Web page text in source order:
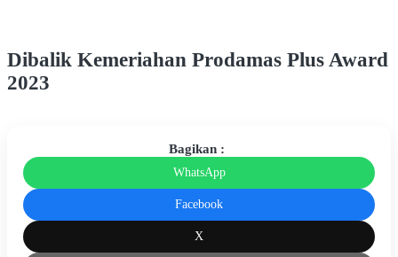
Dibalik Kemeriahan Prodamas Plus Award
2023
Bagikan :
WhatsApp
Facebook
X